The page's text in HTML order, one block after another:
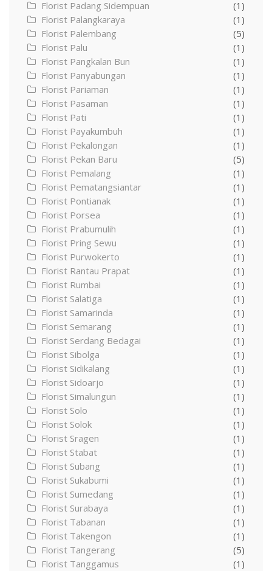
Florist Padang Sidempuan
(1)
Florist Palangkaraya
(1)
Florist Palembang
(5)
Florist Palu
(1)
Florist Pangkalan Bun
(1)
Florist Panyabungan
(1)
Florist Pariaman
(1)
Florist Pasaman
(1)
Florist Pati
(1)
Florist Payakumbuh
(1)
Florist Pekalongan
(1)
Florist Pekan Baru
(5)
Florist Pemalang
(1)
Florist Pematangsiantar
(1)
Florist Pontianak
(1)
Florist Porsea
(1)
Florist Prabumulih
(1)
Florist Pring Sewu
(1)
Florist Purwokerto
(1)
Florist Rantau Prapat
(1)
Florist Rumbai
(1)
Florist Salatiga
(1)
Florist Samarinda
(1)
Florist Semarang
(1)
Florist Serdang Bedagai
(1)
Florist Sibolga
(1)
Florist Sidikalang
(1)
Florist Sidoarjo
(1)
Florist Simalungun
(1)
Florist Solo
(1)
Florist Solok
(1)
Florist Sragen
(1)
Florist Stabat
(1)
Florist Subang
(1)
Florist Sukabumi
(1)
Florist Sumedang
(1)
Florist Surabaya
(1)
Florist Tabanan
(1)
Florist Takengon
(1)
Florist Tangerang
(5)
Florist Tanggamus
(1)